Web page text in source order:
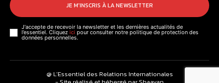
JE M'INSCRIS À LA NEWSLETTER
J'accepte de recevoir la newsletter et les dernières actualités de
l’essentiel. Cliquez ici pour consulter notre politique de protection des
données personnelles.
@ L’Essentiel des Relations Internationales